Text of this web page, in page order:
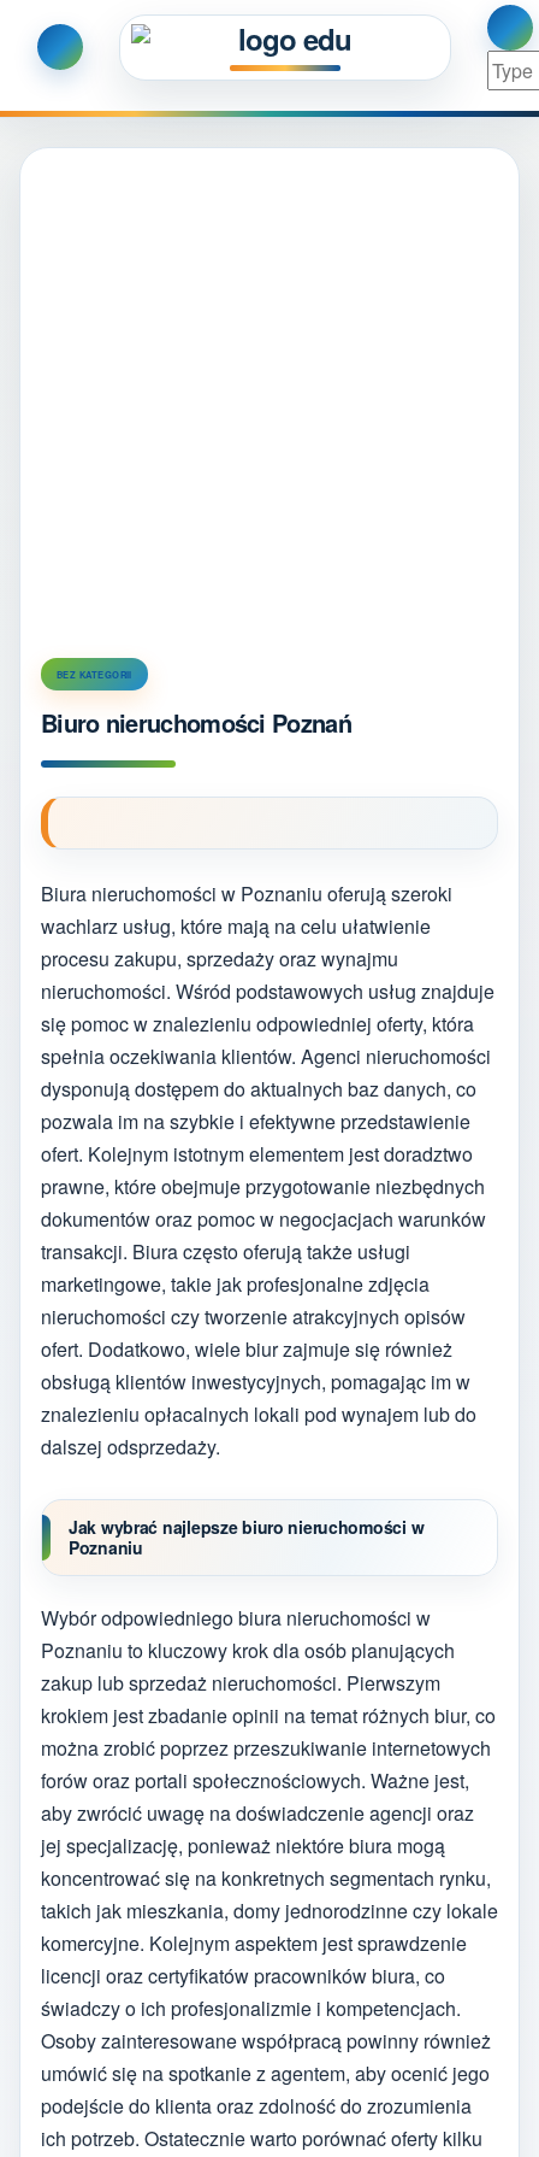
BEZ KATEGORII
Biuro nieruchomości Poznań
Biura nieruchomości w Poznaniu oferują szeroki
wachlarz usług, które mają na celu ułatwienie
procesu zakupu, sprzedaży oraz wynajmu
nieruchomości. Wśród podstawowych usług znajduje
się pomoc w znalezieniu odpowiedniej oferty, która
spełnia oczekiwania klientów. Agenci nieruchomości
dysponują dostępem do aktualnych baz danych, co
pozwala im na szybkie i efektywne przedstawienie
ofert. Kolejnym istotnym elementem jest doradztwo
prawne, które obejmuje przygotowanie niezbędnych
dokumentów oraz pomoc w negocjacjach warunków
transakcji. Biura często oferują także usługi
marketingowe, takie jak profesjonalne zdjęcia
nieruchomości czy tworzenie atrakcyjnych opisów
ofert. Dodatkowo, wiele biur zajmuje się również
obsługą klientów inwestycyjnych, pomagając im w
znalezieniu opłacalnych lokali pod wynajem lub do
dalszej odsprzedaży.
Jak wybrać najlepsze biuro nieruchomości w
Poznaniu
Wybór odpowiedniego biura nieruchomości w
Poznaniu to kluczowy krok dla osób planujących
zakup lub sprzedaż nieruchomości. Pierwszym
krokiem jest zbadanie opinii na temat różnych biur, co
można zrobić poprzez przeszukiwanie internetowych
forów oraz portali społecznościowych. Ważne jest,
aby zwrócić uwagę na doświadczenie agencji oraz
jej specjalizację, ponieważ niektóre biura mogą
koncentrować się na konkretnych segmentach rynku,
takich jak mieszkania, domy jednorodzinne czy lokale
komercyjne. Kolejnym aspektem jest sprawdzenie
licencji oraz certyfikatów pracowników biura, co
świadczy o ich profesjonalizmie i kompetencjach.
Osoby zainteresowane współpracą powinny również
umówić się na spotkanie z agentem, aby ocenić jego
podejście do klienta oraz zdolność do zrozumienia
ich potrzeb. Ostatecznie warto porównać oferty kilku